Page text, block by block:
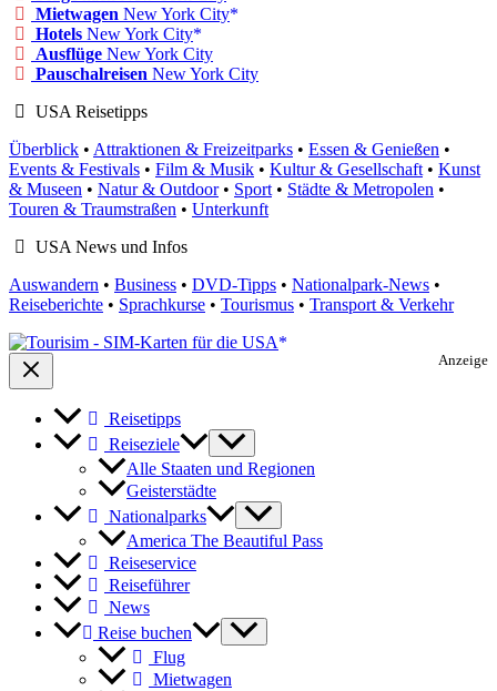
Mietwagen New York City
Hotels New York City
Ausflüge New York City
Pauschalreisen New York City
USA Reisetipps
Überblick • Attraktionen & Freizeitparks • Essen & Genießen •
Events & Festivals • Film & Musik • Kultur & Gesellschaft • Kunst
& Museen • Natur & Outdoor• Sport • Städte & Metropolen •
Touren & Traumstraßen • Unterkunft
USA News und Infos
Auswandern • Business • DVD-Tipps • Nationalpark-News •
Reiseberichte • Sprachkurse • Tourismus • Transport & Verkehr
Anzeige
Reisetipps
Reiseziele
Alle Staaten und Regionen
Geisterstädte
Nationalparks
America The Beautiful Pass
Reiseservice
Reiseführer
News
Reise buchen
Flug
Mietwagen